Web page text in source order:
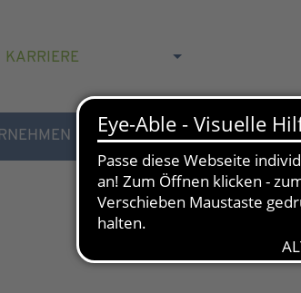
KARRIERE
AKTUELLES & KONTAKT